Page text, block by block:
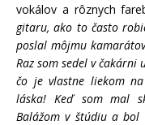
vokálov a rôznych
gitaru, ako to často
poslal môjmu
Raz som sedel v čakárni
čo je vlastne liekom
láska! Keď som mal
Balážom v štúdiu a bol